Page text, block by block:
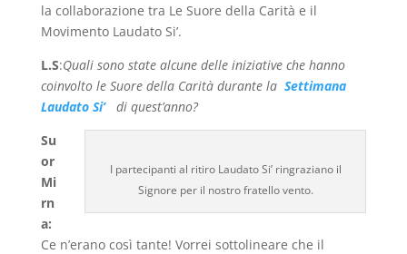
la collaborazione tra Le Suore della Carità e il
Movimento Laudato Si’.
L.S:Quali sono state alcune delle iniziative che hanno
coinvolto le Suore della Carità durante la Settimana
Laudato Si’ di quest’anno?
I partecipanti al ritiro Laudato Si’ ringraziano il
Signore per il nostro fratello vento.
Su
or
Mi
rn
a:
Ce n’erano così tante! Vorrei sottolineare che il